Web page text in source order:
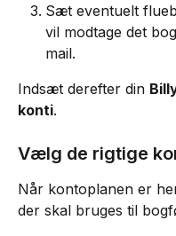
Sæt eventuelt
vil modtage det
mail.
Indsæt derefter din
konti.
Vælg de rigtige
Når kontoplanen er
der skal bruges til